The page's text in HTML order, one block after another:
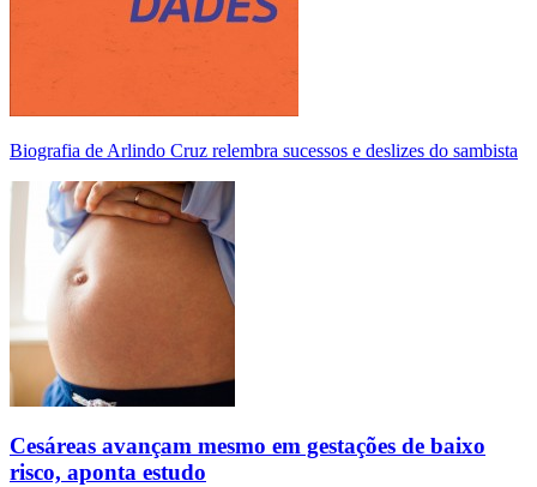
Biografia de Arlindo Cruz relembra sucessos e deslizes do sambista
Cesáreas avançam mesmo em gestações de baixo
risco, aponta estudo